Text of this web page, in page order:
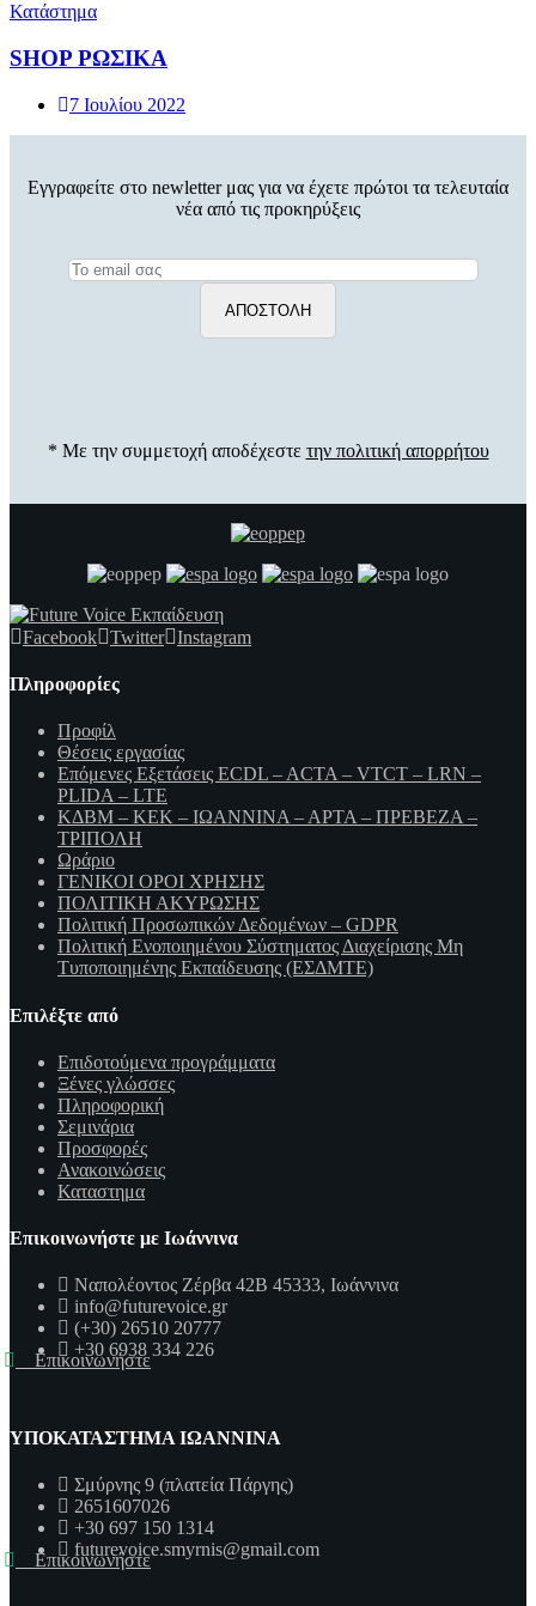
Κατάστημα
SHOP ΡΩΣΙΚΑ
7 Ιουλίου 2022
Εγγραφείτε στο newletter μας για να έχετε πρώτοι τα τελευταία
νέα από τις προκηρύξεις
* Με την συμμετοχή αποδέχεστε την πολιτική απορρήτου
Facebook Twitter Instagram
Πληροφορίες
Προφίλ
Θέσεις εργασίας
Επόμενες Εξετάσεις ECDL – ACTA – VTCT – LRN –
PLIDA – LTE
ΚΔΒΜ – ΚΕΚ – ΙΩΑΝΝΙΝΑ – ΑΡΤΑ – ΠΡΕΒΕΖΑ –
ΤΡΙΠΟΛΗ
Ωράριο
ΓΕΝΙΚΟΙ ΟΡΟΙ ΧΡΗΣΗΣ
ΠΟΛΙΤΙΚΗ ΑΚΥΡΩΣΗΣ
Πολιτική Προσωπικών Δεδομένων – GDPR
Πολιτική Ενοποιημένου Σύστηματος Διαχείρισης Μη
Τυποποιημένης Εκπαίδευσης (ΕΣΔΜΤΕ)
Επιλέξτε από
Επιδοτούμενα προγράμματα
Ξένες γλώσσες
Πληροφορική
Σεμινάρια
Προσφορές
Ανακοινώσεις
Καταστημα
Επικοινωνήστε με Ιωάννινα
Ναπολέοντος Ζέρβα 42Β 45333, Ιωάννινα
info@futurevoice.gr
(+30) 26510 20777
+30 6938 334 226
Επικοινωνήστε
ΥΠΟΚΑΤΑΣΤΗΜΑ ΙΩΑΝΝΙΝΑ
Σμύρνης 9 (πλατεία Πάργης)
2651607026
+30 697 150 1314
futurevoice.smyrnis@gmail.com
Επικοινωνήστε